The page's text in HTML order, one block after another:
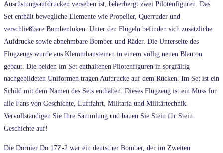
Ausrüstungsaufdrucken versehen ist, beherbergt zwei Pilotenfiguren. Das
Set enthält bewegliche Elemente wie Propeller, Querruder und
verschließbare Bombenluken. Unter den Flügeln befinden sich zusätzliche
Aufdrucke sowie abnehmbare Bomben und Räder. Die Unterseite des
Flugzeugs wurde aus Klemmbausteinen in einem völlig neuen Blauton
gebaut. Die beiden im Set enthaltenen Pilotenfiguren in sorgfältig
nachgebildeten Uniformen tragen Aufdrucke auf dem Rücken. Im Set ist ein
Schild mit dem Namen des Sets enthalten. Dieses Flugzeug ist ein Muss für
alle Fans von Geschichte, Luftfahrt, Militaria und Militärtechnik.
Vervollständigen Sie Ihre Sammlung und bauen Sie Stein für Stein
Geschichte auf!
Die Dornier Do 17Z-2 war ein deutscher Bomber, der im Zweiten